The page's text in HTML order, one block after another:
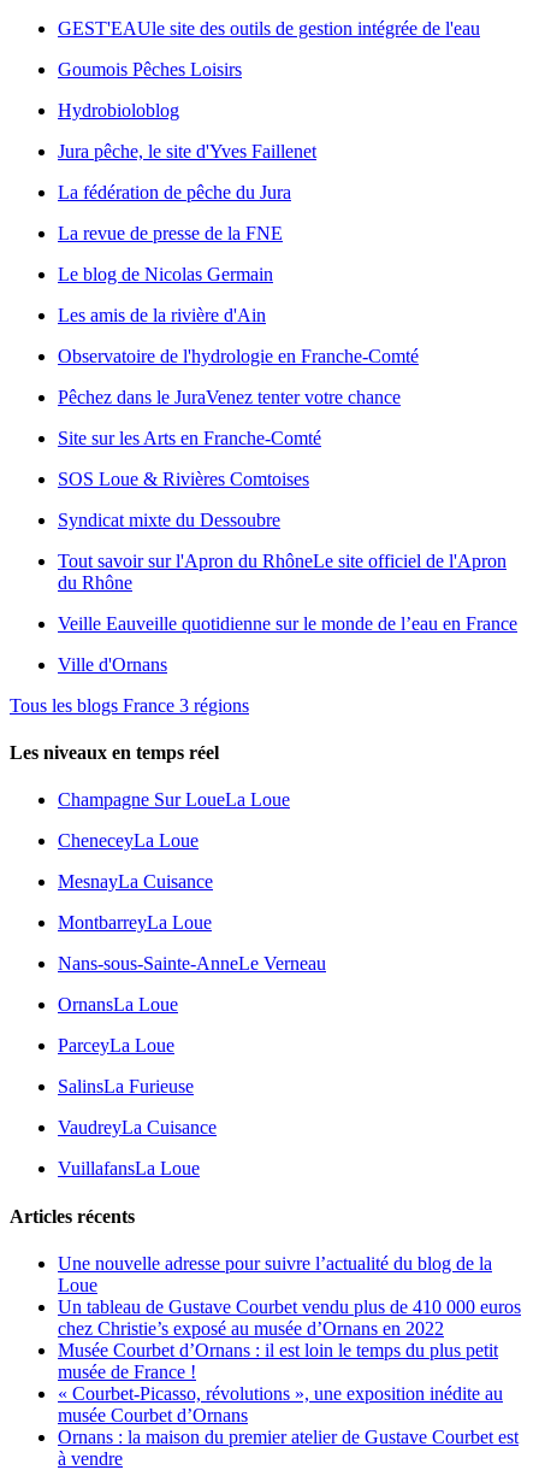
GEST'EAUle site des outils de gestion intégrée de l'eau
Goumois Pêches Loisirs
Hydrobioloblog
Jura pêche, le site d'Yves Faillenet
La fédération de pêche du Jura
La revue de presse de la FNE
Le blog de Nicolas Germain
Les amis de la rivière d'Ain
Observatoire de l'hydrologie en Franche-Comté
Pêchez dans le JuraVenez tenter votre chance
Site sur les Arts en Franche-Comté
SOS Loue & Rivières Comtoises
Syndicat mixte du Dessoubre
Tout savoir sur l'Apron du RhôneLe site officiel de l'Apron
du Rhône
Veille Eauveille quotidienne sur le monde de l’eau en France
Ville d'Ornans
Tous les blogs France 3 régions
Les niveaux en temps réel
Champagne Sur LoueLa Loue
CheneceyLa Loue
MesnayLa Cuisance
MontbarreyLa Loue
Nans-sous-Sainte-AnneLe Verneau
OrnansLa Loue
ParceyLa Loue
SalinsLa Furieuse
VaudreyLa Cuisance
VuillafansLa Loue
Articles récents
Une nouvelle adresse pour suivre l’actualité du blog de la
Loue
Un tableau de Gustave Courbet vendu plus de 410 000 euros
chez Christie’s exposé au musée d’Ornans en 2022
Musée Courbet d’Ornans : il est loin le temps du plus petit
musée de France !
« Courbet-Picasso, révolutions », une exposition inédite au
musée Courbet d’Ornans
Ornans : la maison du premier atelier de Gustave Courbet est
à vendre